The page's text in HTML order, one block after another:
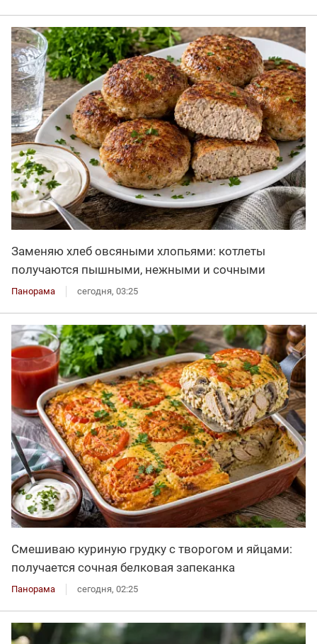
Заменяю хлеб овсяными хлопьями: котлеты
получаются пышными, нежными и сочными
Панорама сегодня, 03:25
Смешиваю куриную грудку с творогом и яйцами:
получается сочная белковая запеканка
Панорама сегодня, 02:25